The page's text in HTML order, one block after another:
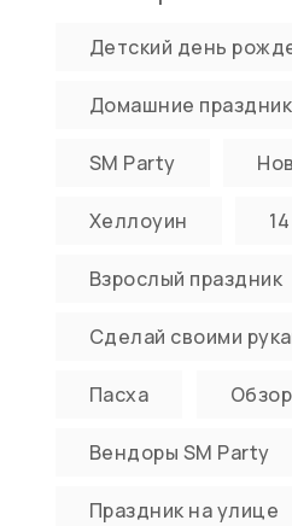
Детский день
Домашние
SM Party
Хеллоуин
Взрослый праздник
Сделай своими
Пасха
Вендоры SM Party
Праздник на улице